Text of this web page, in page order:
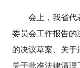
会上，我省代
委员会工作报告的
的决议草案、关于
关于批准法律清理